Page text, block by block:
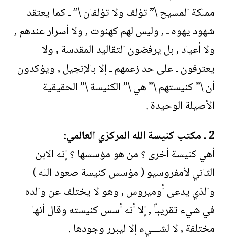
مملكة المسيح \” تؤلف ولا تؤلفان \” ـ كما يعتقد
شهود يهوه ـ , وليس لهم كهنوت , ولا أسرار عندهم ,
ولا أعياد , بل يرفضون التقاليد المقدسة , ولا
يعترفون ـ على حد زعمهم ـ إلا بالإنجيل , ويؤكدون
أن \” كنيستهم \” هي \” الكنيسة \” الحقيقية
الأصيلة الوحيدة .
2 ـ مكتب كنيسة الله المركزي العالمي:
أهي كنيسة أخرى ؟ من هو مؤسسها ؟ إنه الابن
الثاني لأمفروسيو ( مؤسس كنيسة صعود الله )
والذي يدعى أوميروس , وهو لا يختلف عن والده
في شيء تقريباً , إلا أنه أسس كنيسته وقال أنها
مختلفة , لا لشـــيء إلا ليبرر وجودها .